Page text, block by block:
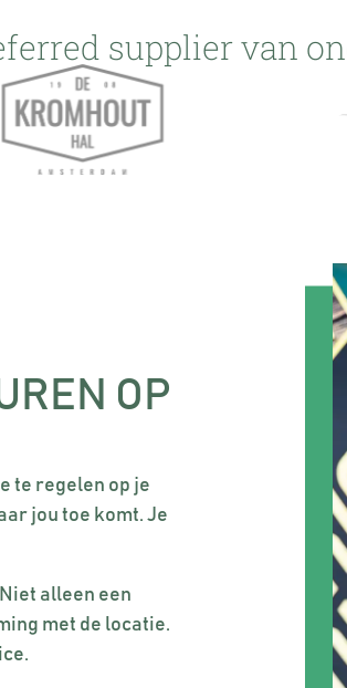
supplier van
OP
te regelen op je
jou toe komt. Je
alleen een
met de locatie.